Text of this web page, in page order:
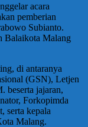
acara
pemberian
Subianto.
Balaikota Malang
di antaranya
(GSN), Letjen
beserta jajaran,
Forkopimda
serta kepala
Malang.